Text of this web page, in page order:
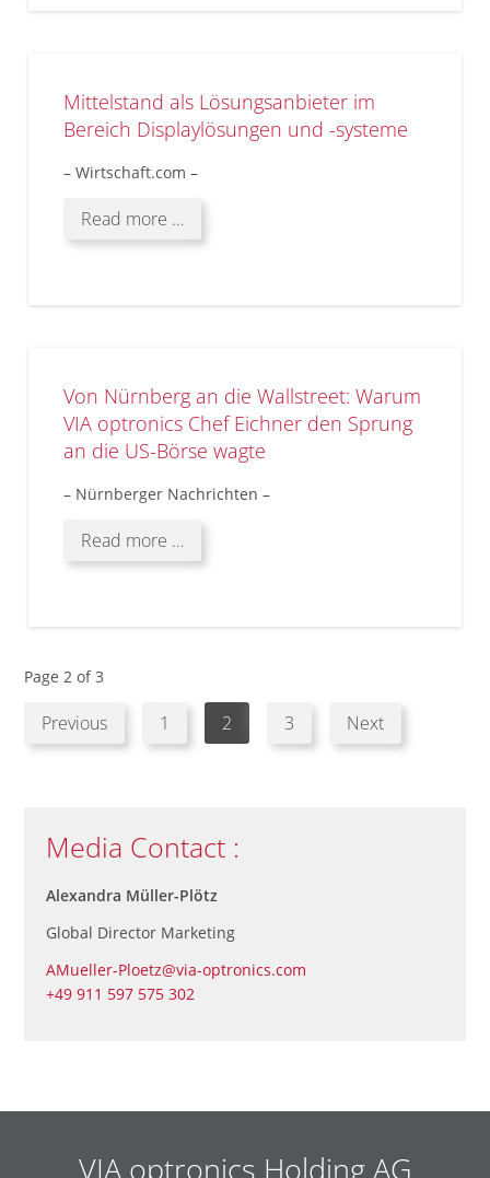
Mittelstand als Lösungsanbieter im
Bereich Displaylösungen und -systeme
– Wirtschaft.com –
Read more …
Von Nürnberg an die Wallstreet: Warum
VIA optronics Chef Eichner den Sprung
an die US-Börse wagte
– Nürnberger Nachrichten –
Read more …
Page 2 of 3
Previous 1 2 3 Next
Media Contact :
Alexandra Müller-Plötz
Global Director Marketing
AMueller-Ploetz@via-optronics.com
+49 911 597 575 302
VIA optronics Holding AG